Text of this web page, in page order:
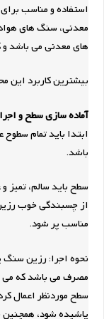
استفاده و مناسب
معدنی، سنگ های
های معدنی می باشد و
بیشترین کاربرد
آماده سازی سطح و
ابتدا باید تمام
باشد.
سطح باید سالم، تمیز
از چسبندگی خوب
مناسب پر شود.
نحوه اجرا: رزین
مصرف می باشد که می
سطح موردنظر اعمال
پاشیده شود،